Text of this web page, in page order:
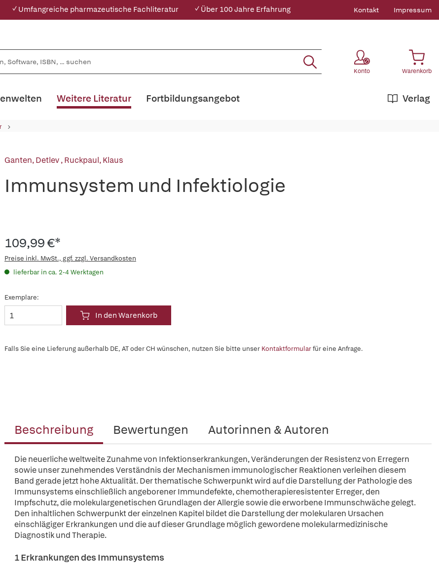
✓ Umfangreiche pharmazeutische Fachliteratur ✓ Über 100 Jahre Erfahrung Kontakt Impressum
Konto Warenkorb
Weitere Literatur Verlag
Fortbildungsangebot
Ganten, Detlev,Ruckpaul, Klaus
Immunsystem und Infektiologie
109,99 €*
Preise inkl. MwSt., ggf. zzgl. Versandkosten
lieferbar in ca. 2-4 Werktagen
Exemplare:
In den Warenkorb
Falls Sie eine Lieferung außerhalb DE, AT oder CH wünschen, nutzen Sie bitte unser Kontaktformularfür eine Anfrage.
Beschreibung Bewertungen Autorinnen & Autoren
Die neuerliche weltweite Zunahme von Infektionserkrankungen, Veränderungen der Resistenz von Erregern
sowie unser zunehmendes Verständnis der Mechanismen immunologischer Reaktionen verleihen diesem
Band gerade jetzt hohe Aktualität. Der thematische Schwerpunkt wird auf die Darstellung der Pathologie des
Immunsystems einschließlich angeborener Immundefekte, chemotherapieresistenter Erreger, den
Impfschutz, die molekulargenetischen Grundlagen der Allergie sowie die erworbene Immunschwäche gelegt.
Den inhaltlichen Schwerpunkt der einzelnen Kapitel bildet die Darstellung der molekularen Ursachen
einschlägiger Erkrankungen und die auf dieser Grundlage möglich gewordene molekularmedizinische
Diagnostik und Therapie.
1 Erkrankungen des Immunsystems